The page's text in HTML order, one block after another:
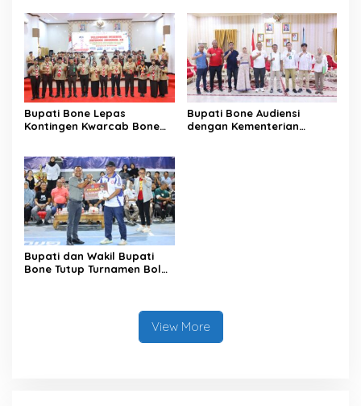
Bupati Bone Lepas
Kontingen Kwarcab Bone
Bupati Bone Audiensi
dengan Kementerian
Bupati dan Wakil Bupati
Bone Tutup Turnamen Bola
View More